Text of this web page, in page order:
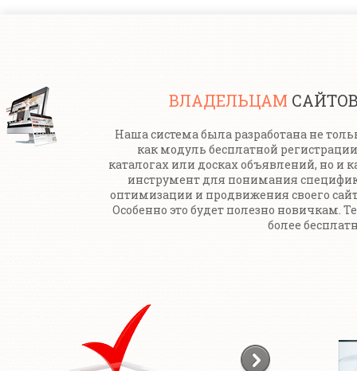
ВЛАДЕЛЬЦАМ
Наша система была разработана не
как модуль бесплатной
каталогах или досках объявлений, но и
инструмент для понимания
оптимизации и продвижения своего
Особенно это будет полезно новичкам.
более